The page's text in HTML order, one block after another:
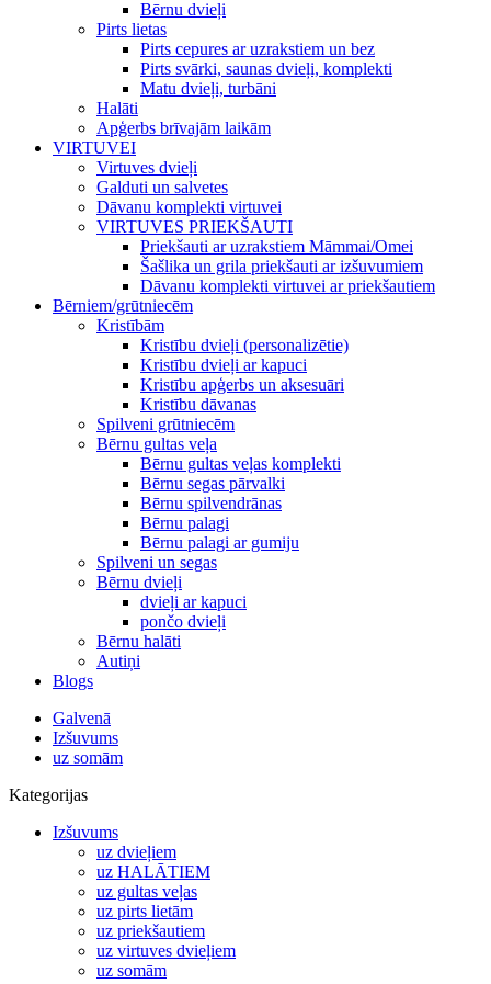
Bērnu dvieļi
Pirts lietas
Pirts cepures ar uzrakstiem un bez
Pirts svārki, saunas dvieļi, komplekti
Matu dvieļi, turbāni
Halāti
Apģerbs brīvajām laikām
VIRTUVEI
Virtuves dvieļi
Galduti un salvetes
Dāvanu komplekti virtuvei
VIRTUVES PRIEKŠAUTI
Priekšauti ar uzrakstiem Māmmai/Omei
Šašlika un grila priekšauti ar izšuvumiem
Dāvanu komplekti virtuvei ar priekšautiem
Bērniem/grūtniecēm
Kristībām
Kristību dvieļi (personalizētie)
Kristību dvieļi ar kapuci
Kristību apģerbs un aksesuāri
Kristību dāvanas
Spilveni grūtniecēm
Bērnu gultas veļa
Bērnu gultas veļas komplekti
Bērnu segas pārvalki
Bērnu spilvendrānas
Bērnu palagi
Bērnu palagi ar gumiju
Spilveni un segas
Bērnu dvieļi
dvieļi ar kapuci
pončo dvieļi
Bērnu halāti
Autiņi
Blogs
Galvenā
Izšuvums
uz somām
Kategorijas
Izšuvums
uz dvieļiem
uz HALĀTIEM
uz gultas veļas
uz pirts lietām
uz priekšautiem
uz virtuves dvieļiem
uz somām